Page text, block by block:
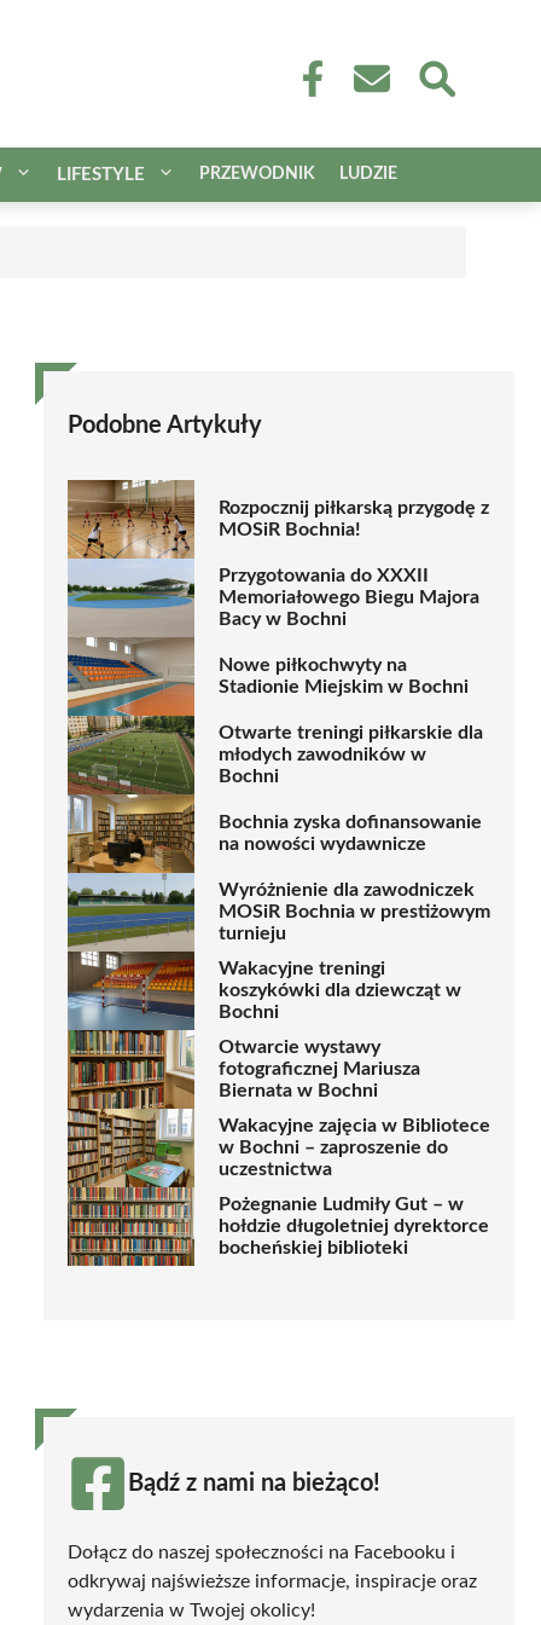
LIFESTYLE PRZEWODNIK LUDZIE
Podobne Artykuły
Rozpocznij piłkarską przygodę z
MOSiR Bochnia!
Przygotowania do XXXII
Memoriałowego Biegu Majora
Bacy w Bochni
Nowe piłkochwyty na
Stadionie Miejskim w Bochni
Otwarte treningi piłkarskie dla
młodych zawodników w
Bochni
Bochnia zyska dofinansowanie
na nowości wydawnicze
Wyróżnienie dla zawodniczek
MOSiR Bochnia w prestiżowym
turnieju
Wakacyjne treningi
koszykówki dla dziewcząt w
Bochni
Otwarcie wystawy
fotograficznej Mariusza
Biernata w Bochni
Wakacyjne zajęcia w Bibliotece
w Bochni – zaproszenie do
uczestnictwa
Pożegnanie Ludmiły Gut – w
hołdzie długoletniej dyrektorce
bocheńskiej biblioteki
Bądź z nami na bieżąco!
Dołącz do naszej społeczności na Facebooku i
odkrywaj najświeższe informacje, inspiracje oraz
wydarzenia w Twojej okolicy!